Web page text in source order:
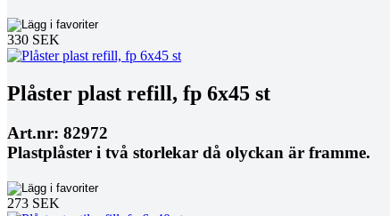
330 SEK
Plåster plast refill, fp 6x45 st
Art.nr: 82972
Plastplåster i två storlekar då olyckan är framme.
273 SEK